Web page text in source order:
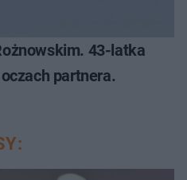
43-latka
partnera.